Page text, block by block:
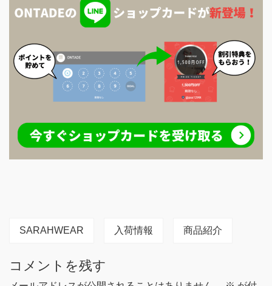
SARAHWEAR 入荷情報 商品紹介
コメントを残す